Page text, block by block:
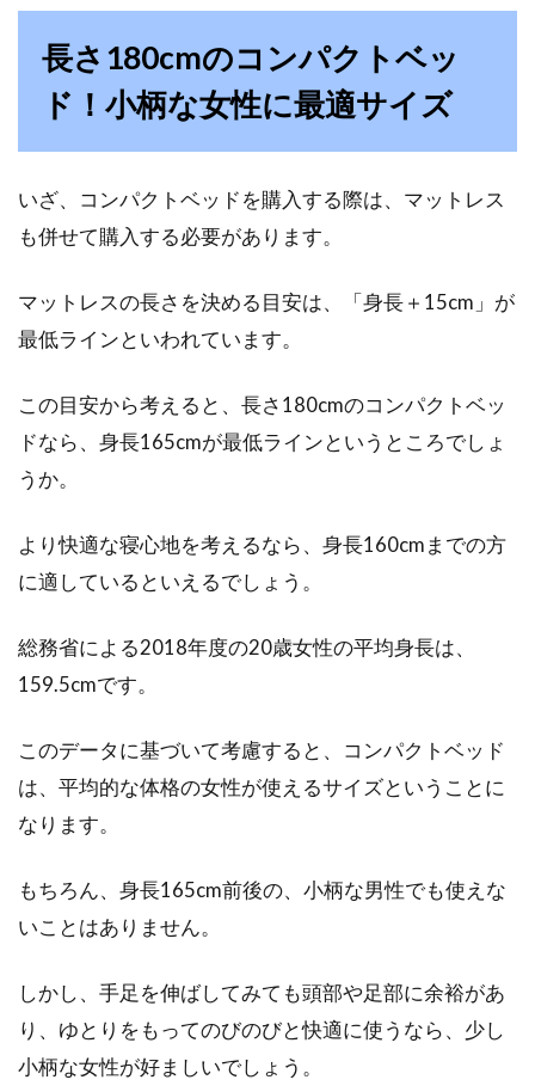
モダンインテリアは、モノトーン基調で無機質
し、シンプルモダン...
因＆おすすめな照明の色！
が切れると、交換するのが面倒で嫌ですよね。
お布団のダニ退治に効果があるのは
殺虫剤？それとも？
は「どの殺虫剤を使おうか？」ではないでしょ
アメリカでのベッドルーム！「ツイ
旅行などでホテルを利用する際に、シングルベ
ッドが2つあるツインルームを予約したいと思
和室を子供部屋に！ラグなどのイン
長さ180cmのコンパクトベッ
ド！小柄な女性に最適サイズ
いざ、コンパクトベッドを購入する際は、マットレス
も併せて購入する必要があります。
マットレスの長さを決める目安は、「身長＋15cm」が
最低ラインといわれています。
この目安から考えると、長さ180cmのコンパクトベッ
ドなら、身長165cmが最低ラインというところでしょ
うか。
より快適な寝心地を考えるなら、身長160cmまでの方
に適しているといえるでしょう。
総務省による2018年度の20歳女性の平均身長は、
159.5cmです。
このデータに基づいて考慮すると、コンパクトベッド
は、平均的な体格の女性が使えるサイズということに
なります。
もちろん、身長165cm前後の、小柄な男性でも使えな
いことはありません。
しかし、手足を伸ばしてみても頭部や足部に余裕があ
り、ゆとりをもってのびのびと快適に使うなら、少し
小柄な女性が好ましいでしょう。